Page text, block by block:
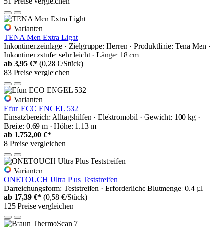
Varianten
TENA Men Extra Light
Inkontinenzeinlage · Zielgruppe: Herren · Produktlinie: Tena Men ·
Inkontinenzstufe: sehr leicht · Länge: 18 cm
ab 3,95 €* (0,28 €/Stück)
83 Preise vergleichen
Varianten
Efun ECO ENGEL 532
Einsatzbereich: Alltagshilfen · Elektromobil · Gewicht: 100 kg ·
Breite: 0.69 m · Höhe: 1.13 m
ab 1.752,00 €*
8 Preise vergleichen
Varianten
ONETOUCH Ultra Plus Teststreifen
Darreichungsform: Teststreifen · Erforderliche Blutmenge: 0.4 µl
ab 17,39 €* (0,58 €/Stück)
125 Preise vergleichen